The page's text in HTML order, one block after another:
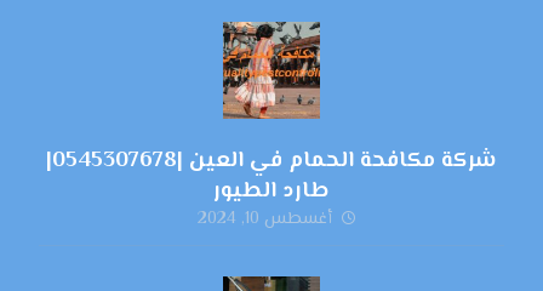
شركة مكافحة الحمام في العين |0545307678|
طارد الطيور
أغسطس 10, 2024